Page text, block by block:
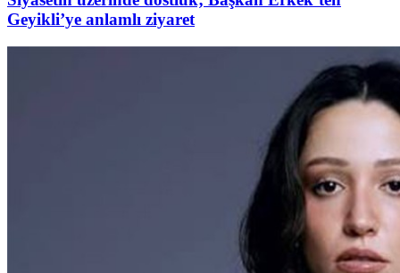
Geyikli’ye anlamlı ziyaret